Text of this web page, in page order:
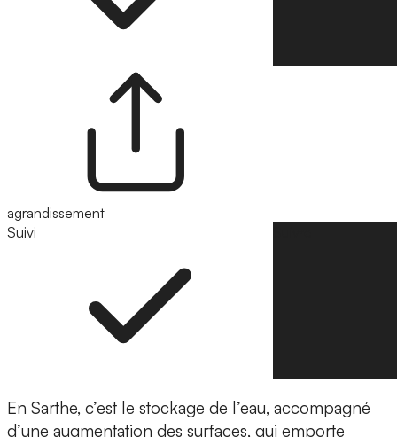
agrandissement
Suivi
En Sarthe, c’est le stockage de l’eau, accompagné
d’une augmentation des surfaces, qui emporte